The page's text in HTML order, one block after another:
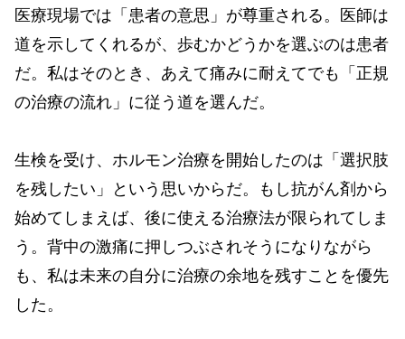
医療現場では「患者の意思」が尊重される。医師は
道を示してくれるが、歩むかどうかを選ぶのは患者
だ。私はそのとき、あえて痛みに耐えてでも「正規
の治療の流れ」に従う道を選んだ。
生検を受け、ホルモン治療を開始したのは「選択肢
を残したい」という思いからだ。もし抗がん剤から
始めてしまえば、後に使える治療法が限られてしま
う。背中の激痛に押しつぶされそうになりながら
も、私は未来の自分に治療の余地を残すことを優先
した。